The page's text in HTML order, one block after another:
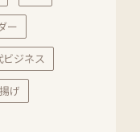
ー
ビジネス
げ